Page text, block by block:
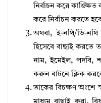
নির্বাচন করে কাঙ্ক্ষিত
করে নির্বাচন করতে
অথবা, ই-নথি/ডি-
হিসেবে বাছাই করতে
নাম, ইমেইল, পদবি,
করুন বাটনে ক্লিক
তাকের বিচক্ষণ অংশে